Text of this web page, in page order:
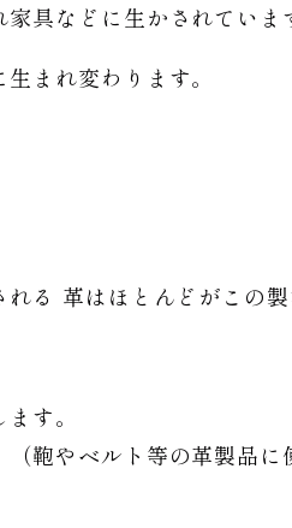
具などに生かされていま
まれ変わります。
る 革はほとんどがこの
す。
鞄やベルト等の革製品